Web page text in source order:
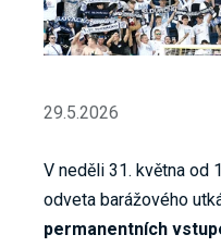
29.5.2026
V neděli 31. května od
odveta barážového
permanentních